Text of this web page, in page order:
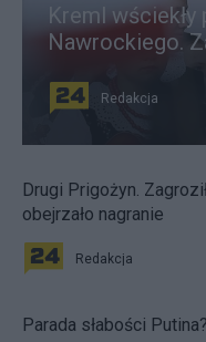
Kreml
Nawrockiego.
Redakcja
Drugi Prigożyn.
obejrzało nagranie
Redakcja
Parada słabości